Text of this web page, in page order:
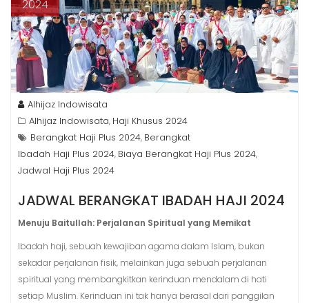
2024
Alhijaz Indowisata
Alhijaz Indowisata, Haji Khusus 2024
Berangkat Haji Plus 2024, Berangkat
Ibadah Haji Plus 2024, Biaya Berangkat Haji Plus 2024,
Jadwal Haji Plus 2024
JADWAL BERANGKAT IBADAH HAJI 2024
Menuju Baitullah: Perjalanan Spiritual yang Memikat
Ibadah haji, sebuah kewajiban agama dalam Islam, bukan
sekadar perjalanan fisik, melainkan juga sebuah perjalanan
spiritual yang membangkitkan kerinduan mendalam di hati
setiap Muslim. Kerinduan ini tak hanya berasal dari panggilan